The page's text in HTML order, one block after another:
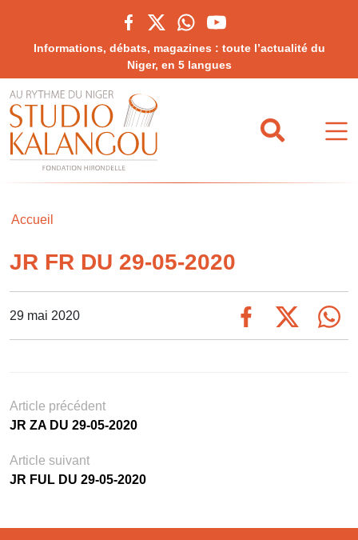
Informations, débats, magazines : toute l’actualité du
Niger, en 5 langues
Accueil
JR FR DU 29-05-2020
29 mai 2020
Article précédent
JR ZA DU 29-05-2020
Article suivant
JR FUL DU 29-05-2020